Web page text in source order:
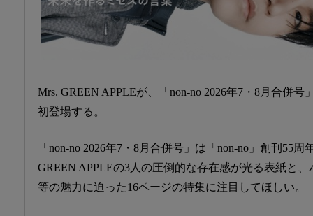
Mrs. GREEN APPLEが、「non-no 2026年7・8月合併号
初登場する。
「non-no 2026年7・8月合併号」は「non-no」創刊55
GREEN APPLEの3人の圧倒的な存在感が光る表紙と
等の魅力に迫った16ページの特集に注目してほしい。